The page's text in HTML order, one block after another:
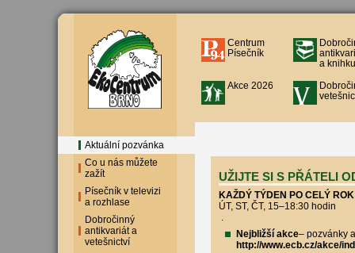
Centrum
Písečník
a
Akce 2026
Aktuální pozvánka
Co u nás můžete
zažít
Písečník v televizi
a rozhlase
Dobročinný
antikvariát a
vetešnictví
UŽIJTE SI S PŘÁTELI
KAŽDÝ TÝDEN PO CELÝ ROK
ÚT, ST, ČT, 15–18:30 hodin
.
Nejbližší akce– pozvánky
http://www.ecb.cz/akce/